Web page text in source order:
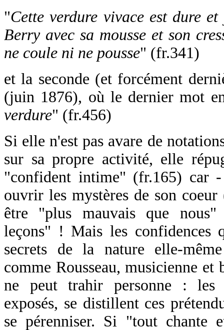
"Cette verdure vivace est dure
Berry avec sa mousse et son
ne coule ni ne pousse" (fr.341)
et la seconde (et forcément
(juin 1876), où le dernier mot
verdure" (fr.456)
Si elle n'est pas avare de
sur sa propre activité, elle
"confident intime" (fr.165) car
ouvrir les mystères de son
être "plus mauvais que nous"
leçons" ! Mais les confidences
secrets de la nature elle-
comme Rousseau, musicienne
ne peut trahir personne : les
exposés, se distillent ces
se pérenniser. Si "tout chante